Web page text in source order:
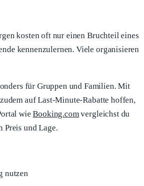
kosten oft nur einen Bruchteil eines
kennenzulernen. Viele organisieren
für Gruppen und Familien. Mit
auf Last-Minute-Rabatte hoffen,
wieBooking.comvergleichst du
Preis und Lage.
nutzen